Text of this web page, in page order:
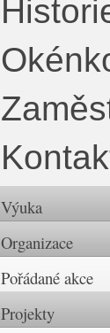
Výuka
Organizace
Pořádané akce
Projekty